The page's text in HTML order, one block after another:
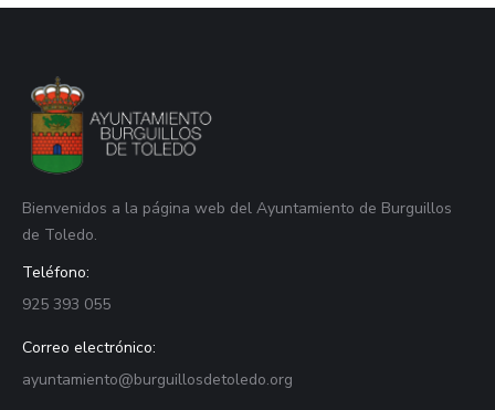
Bienvenidos a la página web del Ayuntamiento de Burguillos
de Toledo.
Teléfono:
925 393 055
Correo electrónico:
ayuntamiento@burguillosdetoledo.org